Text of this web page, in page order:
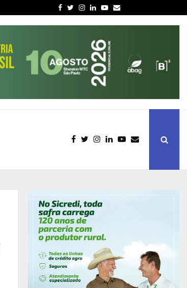
Facebook
Twitter
Instagram
LinkedinYoutube
Email